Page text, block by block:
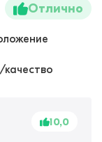
Отлично
10,0